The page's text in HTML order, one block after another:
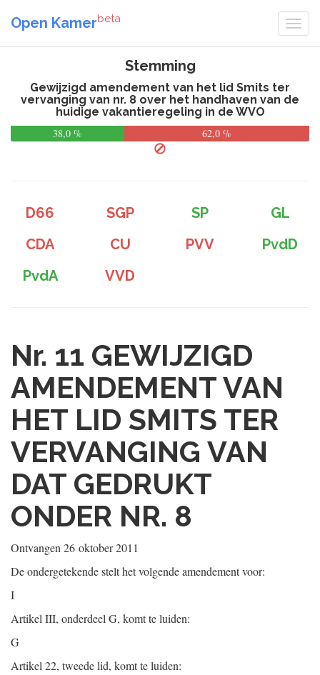
Open Kamerbeta
Stemming
Gewijzigd amendement van het lid Smits ter
vervanging van nr. 8 over het handhaven van de
huidige vakantieregeling in de WVO
38,0 %
62,0 %
D66 SGP SP
GL
CDA
CU PVV
PvdD
PvdA
VVD
Nr. 11 GEWIJZIGD
AMENDEMENT VAN
HET LID SMITS TER
VERVANGING VAN
DAT GEDRUKT
ONDER NR. 8
Ontvangen 26 oktober 2011
De ondergetekende stelt het volgende amendement voor:
I
Artikel III, onderdeel G, komt te luiden:
G
Artikel 22, tweede lid, komt te luiden: